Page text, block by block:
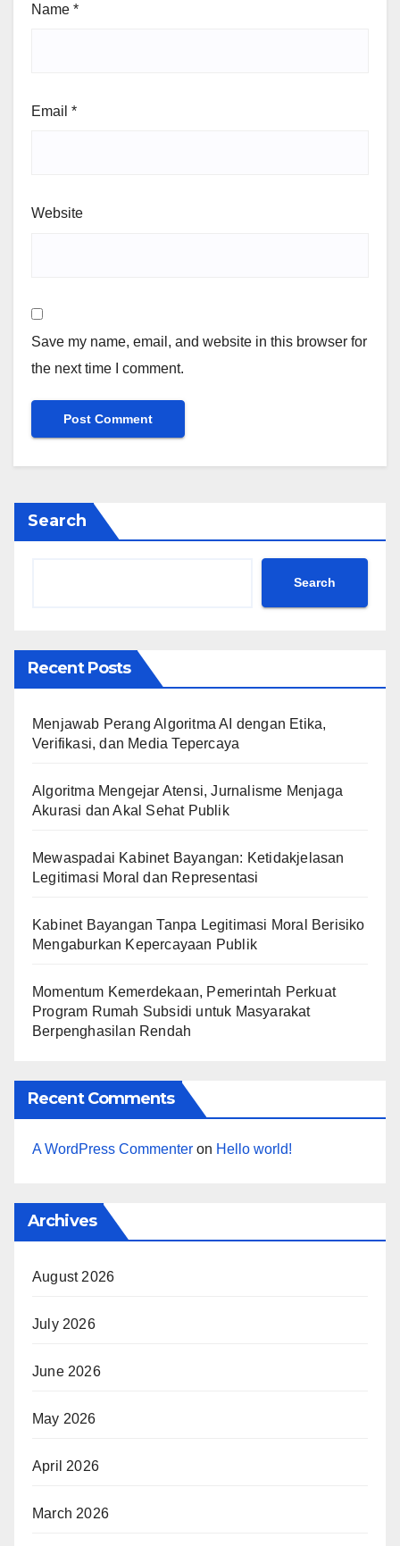
Name *
Email *
Website
Save my name, email, and website in this browser for
the next time I comment.
Search
Search
Recent Posts
Menjawab Perang Algoritma AI dengan Etika,
Verifikasi, dan Media Tepercaya
Algoritma Mengejar Atensi, Jurnalisme Menjaga
Akurasi dan Akal Sehat Publik
Mewaspadai Kabinet Bayangan: Ketidakjelasan
Legitimasi Moral dan Representasi
Kabinet Bayangan Tanpa Legitimasi Moral Berisiko
Mengaburkan Kepercayaan Publik
Momentum Kemerdekaan, Pemerintah Perkuat
Program Rumah Subsidi untuk Masyarakat
Berpenghasilan Rendah
Recent Comments
A WordPress Commenter on Hello world!
Archives
August 2026
July 2026
June 2026
May 2026
April 2026
March 2026